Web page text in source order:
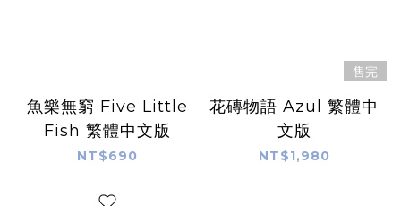
魚樂無窮 Five Little
Fish 繁體中文版
NT$690
售完
花磚物語 Azul 繁體中
文版
NT$1,980